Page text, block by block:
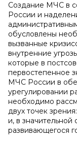
Создание МЧС в
России и
обусловлены
вызванные
внутренние
которые в
первостепенное
МЧС России в
урегулировании
необходимо
двух точек
и, в значительной
развивающегося